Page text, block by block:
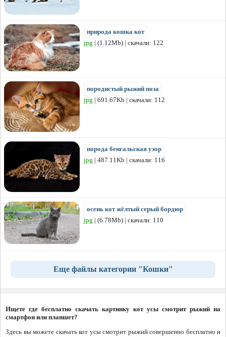
природа кошка кот
jpg | (1.12Mb) | скачали: 122
породистый рыжий поза
jpg | 691.67Kb | скачали: 112
порода бенгальская узор
jpg | 487.11Kb | скачали: 116
осень кот жёлтый серый бордюр
jpg | (6.78Mb) | скачали: 110
Еще файлы категории "Кошки"
Ищете где бесплатно скачать картинку кот усы смотрит рыжий на
смартфон или планшет?
Здесь вы можете скачать кот усы смотрит рыжий совершенно бесплатно и